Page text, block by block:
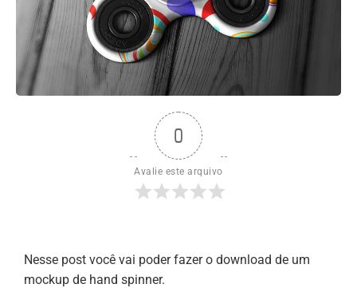
0
Avalie este arquivo
Nesse post você vai poder fazer o download de um
mockup de hand spinner.